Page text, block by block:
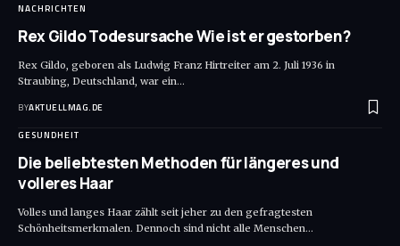
NACHRICHTEN
Rex Gildo Todesursache Wie ist er gestorben?
Rex Gildo, geboren als Ludwig Franz Hirtreiter am 2. Juli 1936 in
Straubing, Deutschland, war ein…
BYAKTUELLMAG.DE
GESUNDHEIT
Die beliebtesten Methoden für längeres und
volleres Haar
Volles und langes Haar zählt seit jeher zu den gefragtesten
Schönheitsmerkmalen. Dennoch sind nicht alle Menschen…